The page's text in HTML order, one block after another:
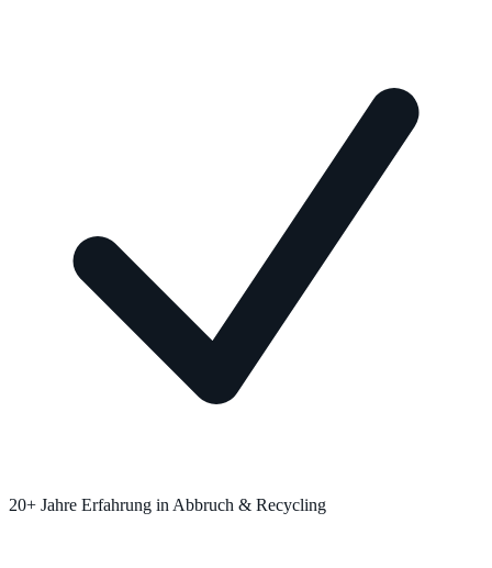
20+ Jahre Erfahrung in Abbruch & Recycling